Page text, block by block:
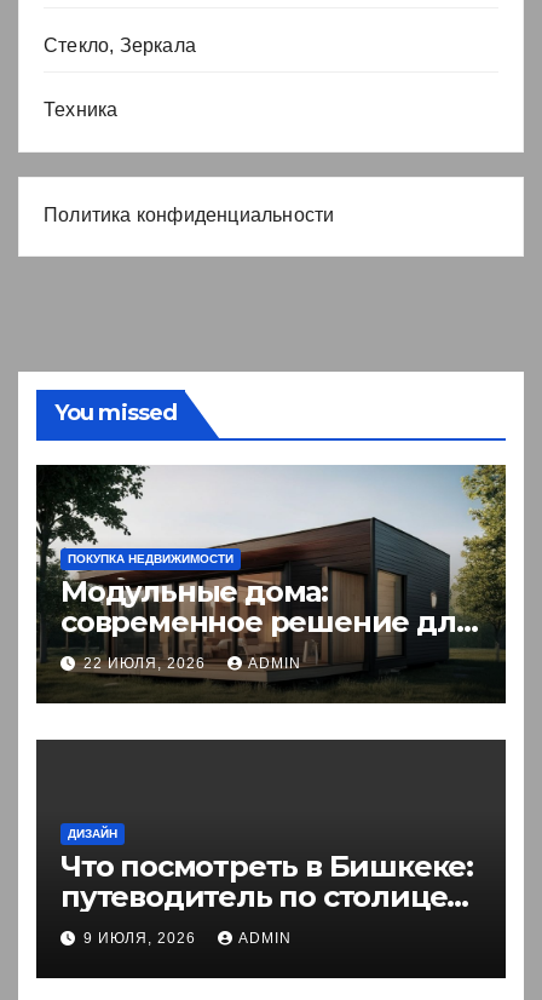
Стекло, Зеркала
Техника
Политика конфиденциальности
You missed
ПОКУПКА НЕДВИЖИМОСТИ
Модульные дома:
современное решение для
комфортного житья
22 ИЮЛЯ, 2026 ADMIN
ДИЗАЙН
Что посмотреть в Бишкеке:
путеводитель по столице
Кыргызстана
9 ИЮЛЯ, 2026 ADMIN